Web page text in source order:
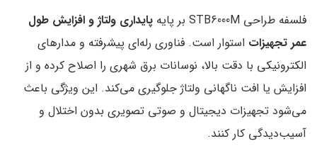
فلسفه طراحی STB6000M بر پایه
پایداری ولتاژ و افزایش طول
عمر تجهیزات استوار است. فناوری رله‌ای پیشرفته و مدارهای
الکترونیکی با دقت بالا، نوسانات برق شهری را اصلاح کرده و از
افزایش یا افت ناگهانی ولتاژ جلوگیری می‌کند. این ویژگی باعث
می‌شود تجهیزات دیجیتال و صوتی تصویری بدون اختلال و
آسیب‌دیدگی کار کنند.